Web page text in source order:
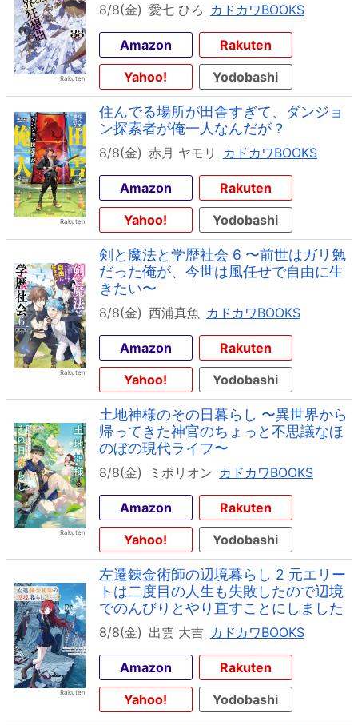
8/8(金) 愛七 ひろ カドカワBOOKS
Amazon
Rakuten
Yahoo!
Yodobashi
住んでる場所が田舎すぎて、ダンジョ
ン探索者が俺一人なんだが？
8/8(金) 赤月 ヤモリ カドカワBOOKS
Amazon
Rakuten
Yahoo!
Yodobashi
剣と魔法と学歴社会 6 〜前世はガリ勉
だった俺が、今世は風任せで自由に生
きたい〜
8/8(金) 西浦真魚 カドカワBOOKS
Amazon
Rakuten
Yahoo!
Yodobashi
土地神様のその日暮らし 〜異世界から
帰ってきた神官のちょっと不思議なほ
のぼの現代ライフ〜
8/8(金) ミポリオン カドカワBOOKS
Amazon
Rakuten
Yahoo!
Yodobashi
左遷錬金術師の辺境暮らし 2 元エリー
トは二度目の人生も失敗したので辺境
でのんびりとやり直すことにしました
8/8(金) 出雲 大吉 カドカワBOOKS
Amazon
Rakuten
Yahoo!
Yodobashi